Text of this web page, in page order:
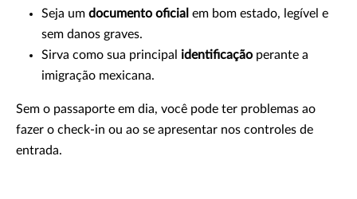
Seja um documento oficial em bom estado, legível e
sem danos graves.
Sirva como sua principal identificação perante a
imigração mexicana.
Sem o passaporte em dia, você pode ter problemas ao
fazer o check-in ou ao se apresentar nos controles de
entrada.